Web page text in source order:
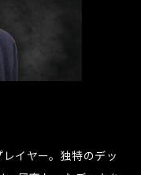
イヤー。独特のデッ